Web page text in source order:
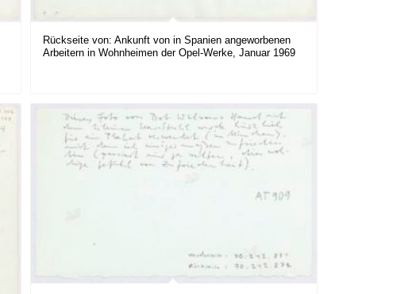
Rückseite von: Ankunft von in Spanien angeworbenen
Arbeitern in Wohnheimen der Opel-Werke, Januar 1969